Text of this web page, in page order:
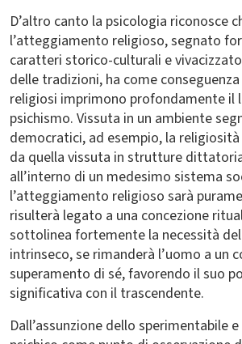
D’altro canto la psicologia riconosce
l’atteggiamento religioso, segnato
caratteri storico-culturali e
delle tradizioni, ha come
religiosi imprimono profondamente il
psichismo. Vissuta in un ambiente
democratici, ad esempio, la
da quella vissuta in strutture
all’interno di un medesimo sistema
l’atteggiamento religioso sarà
risulterà legato a una concezione
sottolinea fortemente la necessità
intrinseco, se rimanderà l’uomo a un
superamento di sé, favorendo il suo
significativa con il trascendente.
Dall’assunzione dello sperimentabile